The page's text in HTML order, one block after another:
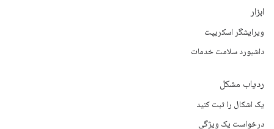
ابزار
ویرایشگر اسکریپت
داشبورد سلامت خدمات
ردیاب مشکل
یک اشکال را ثبت کنید
درخواست یک ویژگی